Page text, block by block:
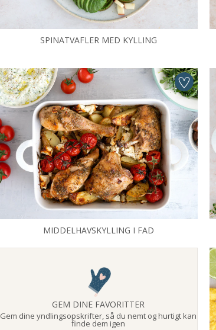
SPINATVAFLER MED KYLLING
MIDDELHAVSKYLLING I FAD
GEM DINE FAVORITTER
Gem dine yndlingsopskrifter, så du nemt og hurtigt kan
finde dem igen